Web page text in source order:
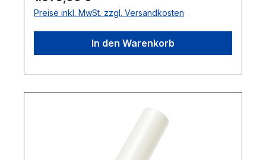
100 - 120m Folie pro Kilogramm Rollen im
stabilen Karton Alle Rollen sind in Kartons
zu je 6 Stück Lieferumfang: 216 Rollen
Preise inkl. MwSt. zzgl. Versandkosten
In den Warenkorb